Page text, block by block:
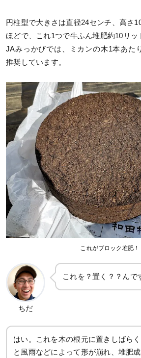
円柱型で大きさは直径24センチ、高さ
ほどで、これ1つで牛ふん堆肥約10リッ
JAみっかびでは、ミカンの木1本あた
推奨しています。
これがブロック堆肥！
ちだ
これを？置く？？んで
はい。これを木の根元に置きしばら
と風雨などによって形が崩れ、堆肥